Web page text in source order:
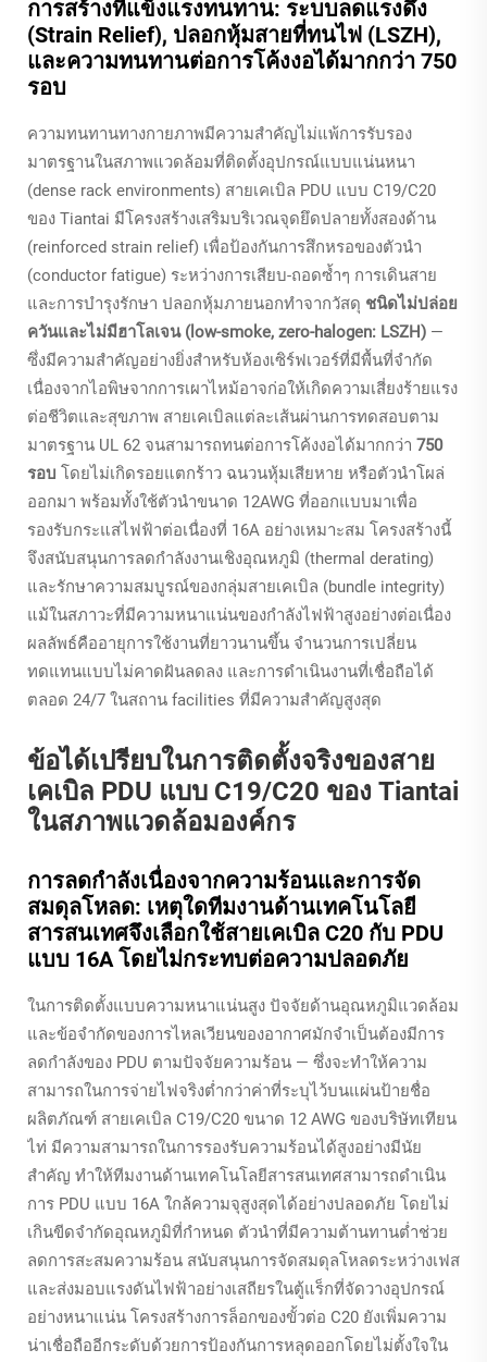
การสร้างที่แข็งแรงทนทาน: ระบบลดแรงดึง
(Strain Relief), ปลอกหุ้มสายที่ทนไฟ (LSZH),
และความทนทานต่อการโค้งงอได้มากกว่า 750
รอบ
ความทนทานทางกายภาพมีความสำคัญไม่แพ้การรับรอง
มาตรฐานในสภาพแวดล้อมที่ติดตั้งอุปกรณ์แบบแน่นหนา
(dense rack environments) สายเคเบิล PDU แบบ C19/C20
ของ Tiantai มีโครงสร้างเสริมบริเวณจุดยึดปลายทั้งสองด้าน
(reinforced strain relief) เพื่อป้องกันการสึกหรอของตัวนำ
(conductor fatigue) ระหว่างการเสียบ-ถอดซ้ำๆ การเดินสาย
และการบำรุงรักษา ปลอกหุ้มภายนอกทำจากวัสดุ ชนิดไม่ปล่อย
ควันและไม่มีฮาโลเจน (low-smoke, zero-halogen: LSZH) —
ซึ่งมีความสำคัญอย่างยิ่งสำหรับห้องเซิร์ฟเวอร์ที่มีพื้นที่จำกัด
เนื่องจากไอพิษจากการเผาไหม้อาจก่อให้เกิดความเสี่ยงร้ายแรง
ต่อชีวิตและสุขภาพ สายเคเบิลแต่ละเส้นผ่านการทดสอบตาม
มาตรฐาน UL 62 จนสามารถทนต่อการโค้งงอได้มากกว่า 750
รอบ โดยไม่เกิดรอยแตกร้าว ฉนวนหุ้มเสียหาย หรือตัวนำโผล่
ออกมา พร้อมทั้งใช้ตัวนำขนาด 12AWG ที่ออกแบบมาเพื่อ
รองรับกระแสไฟฟ้าต่อเนื่องที่ 16A อย่างเหมาะสม โครงสร้างนี้
จึงสนับสนุนการลดกำลังงานเชิงอุณหภูมิ (thermal derating)
และรักษาความสมบูรณ์ของกลุ่มสายเคเบิล (bundle integrity)
แม้ในสภาวะที่มีความหนาแน่นของกำลังไฟฟ้าสูงอย่างต่อเนื่อง
ผลลัพธ์คืออายุการใช้งานที่ยาวนานขึ้น จำนวนการเปลี่ยน
ทดแทนแบบไม่คาดฝันลดลง และการดำเนินงานที่เชื่อถือได้
ตลอด 24/7 ในสถาน facilities ที่มีความสำคัญสูงสุด
ข้อได้เปรียบในการติดตั้งจริงของสาย
เคเบิล PDU แบบ C19/C20 ของ Tiantai
ในสภาพแวดล้อมองค์กร
การลดกำลังเนื่องจากความร้อนและการจัด
สมดุลโหลด: เหตุใดทีมงานด้านเทคโนโลยี
สารสนเทศจึงเลือกใช้สายเคเบิล C20 กับ PDU
แบบ 16A โดยไม่กระทบต่อความปลอดภัย
ในการติดตั้งแบบความหนาแน่นสูง ปัจจัยด้านอุณหภูมิแวดล้อม
และข้อจำกัดของการไหลเวียนของอากาศมักจำเป็นต้องมีการ
ลดกำลังของ PDU ตามปัจจัยความร้อน — ซึ่งจะทำให้ความ
สามารถในการจ่ายไฟจริงต่ำกว่าค่าที่ระบุไว้บนแผ่นป้ายชื่อ
ผลิตภัณฑ์ สายเคเบิล C19/C20 ขนาด 12 AWG ของบริษัทเทียน
ไท่ มีความสามารถในการรองรับความร้อนได้สูงอย่างมีนัย
สำคัญ ทำให้ทีมงานด้านเทคโนโลยีสารสนเทศสามารถดำเนิน
การ PDU แบบ 16A ใกล้ความจุสูงสุดได้อย่างปลอดภัย โดยไม่
เกินขีดจำกัดอุณหภูมิที่กำหนด ตัวนำที่มีความต้านทานต่ำช่วย
ลดการสะสมความร้อน สนับสนุนการจัดสมดุลโหลดระหว่างเฟส
และส่งมอบแรงดันไฟฟ้าอย่างเสถียรในตู้แร็กที่จัดวางอุปกรณ์
อย่างหนาแน่น โครงสร้างการล็อกของขั้วต่อ C20 ยังเพิ่มความ
น่าเชื่อถืออีกระดับด้วยการป้องกันการหลุดออกโดยไม่ตั้งใจใน